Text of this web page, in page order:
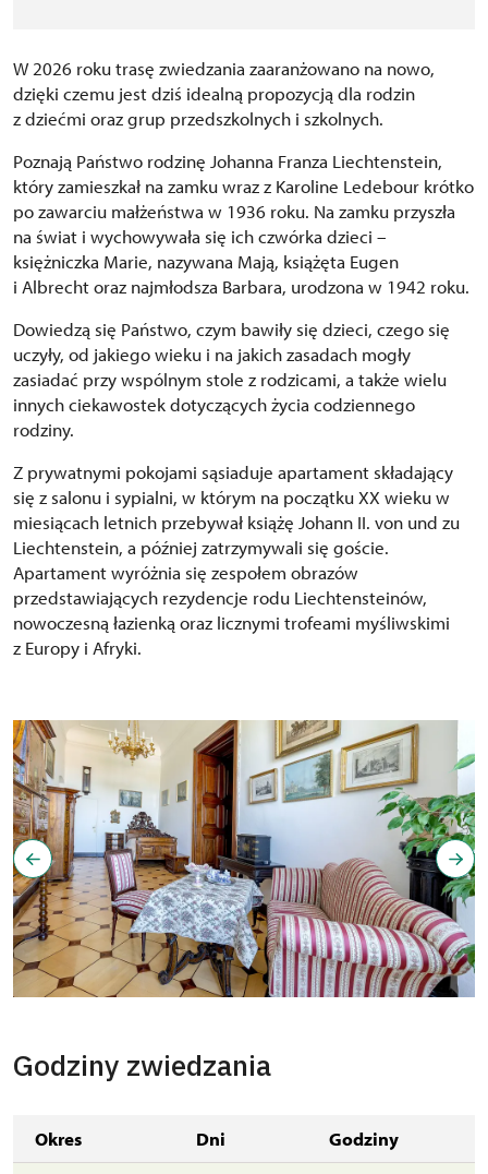
W 2026 roku trasę zwiedzania zaaranżowano na nowo,
dzięki czemu jest dziś idealną propozycją dla rodzin
z dziećmi oraz grup przedszkolnych i szkolnych.
Poznają Państwo rodzinę Johanna Franza Liechtenstein,
który zamieszkał na zamku wraz z Karoline Ledebour krótko
po zawarciu małżeństwa w 1936 roku. Na zamku przyszła
na świat i wychowywała się ich czwórka dzieci –
księżniczka Marie, nazywana Mają, książęta Eugen
i Albrecht oraz najmłodsza Barbara, urodzona w 1942 roku.
Dowiedzą się Państwo, czym bawiły się dzieci, czego się
uczyły, od jakiego wieku i na jakich zasadach mogły
zasiadać przy wspólnym stole z rodzicami, a także wielu
innych ciekawostek dotyczących życia codziennego
rodziny.
Z prywatnymi pokojami sąsiaduje apartament składający
się z salonu i sypialni, w którym na początku XX wieku w
miesiącach letnich przebywał książę Johann II. von und zu
Liechtenstein, a później zatrzymywali się goście.
Apartament wyróżnia się zespołem obrazów
przedstawiających rezydencje rodu Liechtensteinów,
nowoczesną łazienką oraz licznymi trofeami myśliwskimi
z Europy i Afryki.
Godziny zwiedzania
Okres Dni Godziny